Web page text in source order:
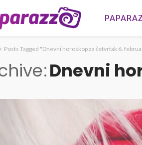
Posts Tagged "Dnevni horoskop za četvrtak 6.
Dnevni